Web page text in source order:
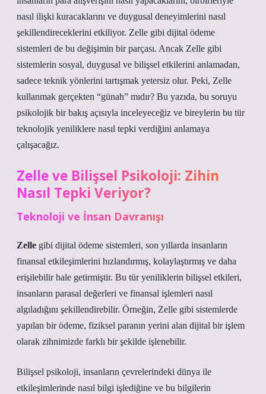
nasıl ilişki kuracaklarını ve duygusal deneyimlerini nasıl
şekillendireceklerini etkiliyor. Zelle gibi dijital ödeme
sistemleri de bu değişimin bir parçası. Ancak Zelle gibi
sistemlerin sosyal, duygusal ve bilişsel etkilerini anlamadan,
sadece teknik yönlerini tartışmak yetersiz olur. Peki, Zelle
kullanmak gerçekten “günah” mıdır? Bu yazıda, bu soruyu
psikolojik bir bakış açısıyla inceleyeceğiz ve bireylerin bu tür
teknolojik yeniliklere nasıl tepki verdiğini anlamaya
çalışacağız.
Zelle ve Bilişsel Psikoloji: Zihin
Nasıl Tepki Veriyor?
Teknoloji ve İnsan Davranışı
Zelle gibi dijital ödeme sistemleri, son yıllarda insanların
finansal etkileşimlerini hızlandırmış, kolaylaştırmış ve daha
erişilebilir hale getirmiştir. Bu tür yeniliklerin bilişsel etkileri,
insanların parasal değerleri ve finansal işlemleri nasıl
algıladığını şekillendirebilir. Örneğin, Zelle gibi sistemlerde
yapılan bir ödeme, fiziksel paranın yerini alan dijital bir işlem
olarak zihnimizde farklı bir şekilde işlenebilir.
Bilişsel psikoloji, insanların çevrelerindeki dünya ile
etkileşimlerinde nasıl bilgi işlediğine ve bu bilgilerin